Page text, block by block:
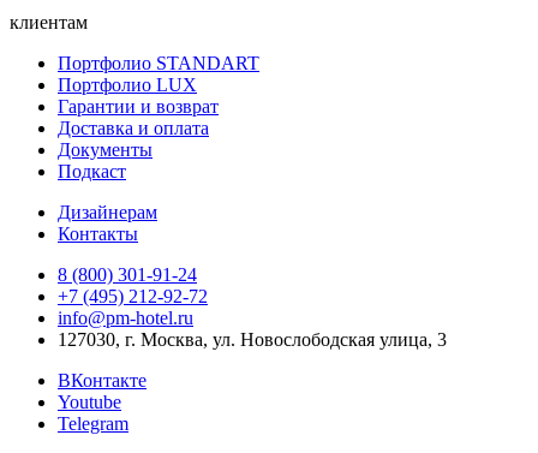
клиентам
Портфолио STANDART
Портфолио LUX
Гарантии и возврат
Доставка и оплата
Документы
Подкаст
Дизайнерам
Контакты
8 (800) 301‑91‑24
+7 (495) 212‑92‑72
info@pm-hotel.ru
127030, г. Москва, ул. Новослободская улица, 3
ВКонтакте
Youtube
Telegram